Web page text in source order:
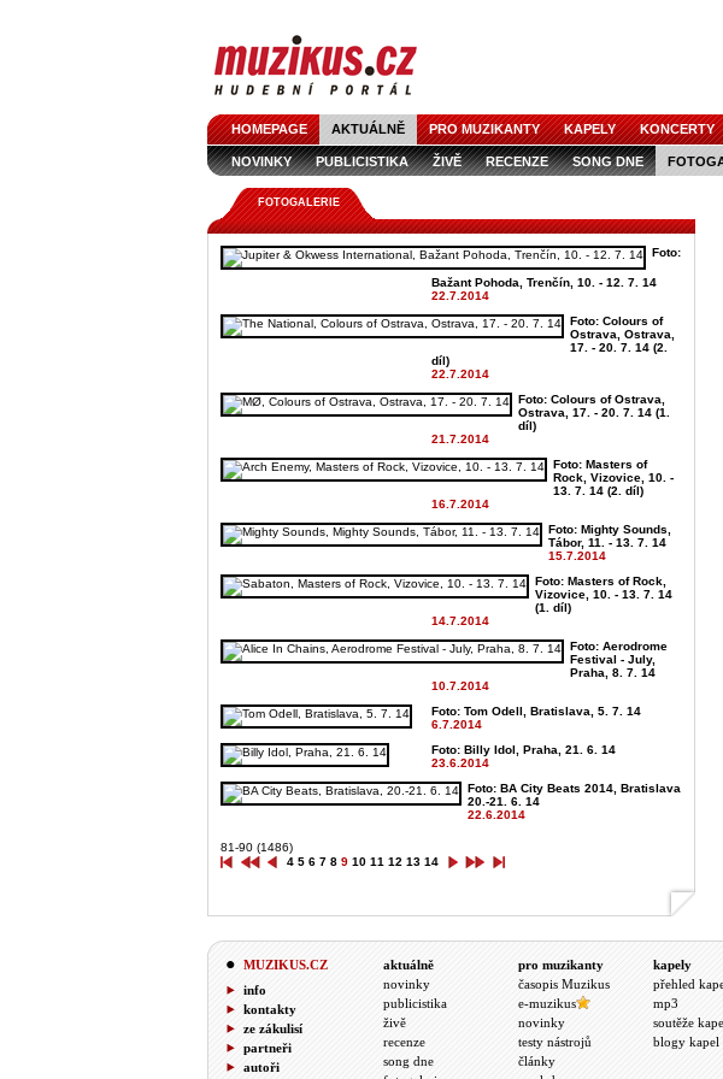
HOMEPAGE AKTUÁLNĚ PRO MUZIKANTY KAPELY KONCERTY
NOVINKY PUBLICISTIKA ŽIVĚ RECENZE SONG DNE
FOTOGALERIE
Foto:
Bažant Pohoda, Trenčín, 10. - 12. 7. 14
22.7.2014
Foto: Colours of
Ostrava, Ostrava,
17. - 20. 7. 14 (2.
díl)
22.7.2014
Foto: Colours of Ostrava,
Ostrava, 17. - 20. 7. 14 (1.
díl)
21.7.2014
Foto: Masters of
Rock, Vizovice, 10. -
13. 7. 14 (2. díl)
16.7.2014
Foto: Mighty Sounds,
Tábor, 11. - 13. 7. 14
15.7.2014
Foto: Masters of Rock,
Vizovice, 10. - 13. 7. 14
(1. díl)
14.7.2014
Foto: Aerodrome
Festival - July,
Praha, 8. 7. 14
10.7.2014
Foto: Tom Odell, Bratislava, 5. 7. 14
6.7.2014
Foto: Billy Idol, Praha, 21. 6. 14
23.6.2014
Foto: BA City Beats 2014, Bratislava
20.-21. 6. 14
22.6.2014
81-90 (1486)
4 5 6 7 8 9 10 11 12 13 14
MUZIKUS.CZ
info
kontakty
ze zákulisí
partneři
autoři
aktuálně
novinky
publicistika
živě
recenze
song dne
pro muzikanty
časopis Muzikus
e-muzikus
novinky
testy nástrojů
články
kapely
přehled
mp3
soutěže
blogy kapel